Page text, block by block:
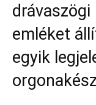
emléket
egyik